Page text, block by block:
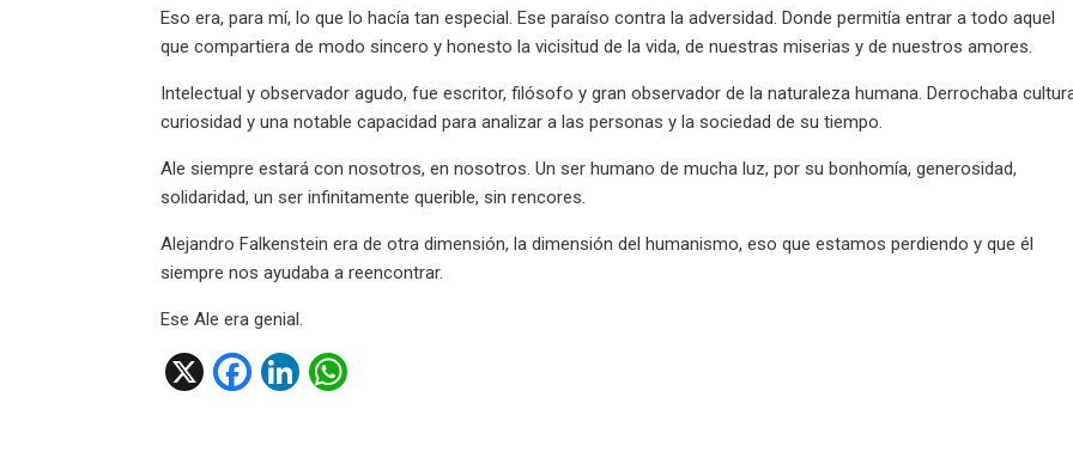
Eso era, para mí, lo que lo hacía tan especial. Ese paraíso contra la adversidad. Donde permitía entrar a todo aquel
que compartiera de modo sincero y honesto la vicisitud de la vida, de nuestras miserias y de nuestros amores.
Intelectual y observador agudo, fue escritor, filósofo y gran observador de la naturaleza humana. Derrochaba
curiosidad y una notable capacidad para analizar a las personas y la sociedad de su tiempo.
Ale siempre estará con nosotros, en nosotros. Un ser humano de mucha luz, por su bonhomía, generosidad,
solidaridad, un ser infinitamente querible, sin rencores.
Alejandro Falkenstein era de otra dimensión, la dimensión del humanismo, eso que estamos perdiendo y que él
siempre nos ayudaba a reencontrar.
Ese Ale era genial.
X
F
Li